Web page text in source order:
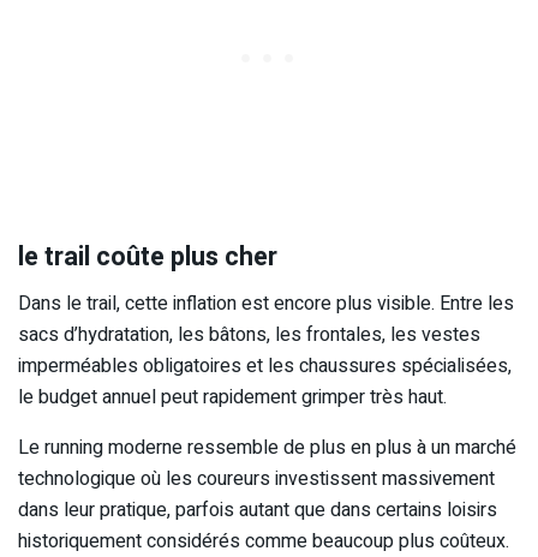
le trail coûte plus cher
Dans le trail, cette inflation est encore plus visible. Entre les
sacs d’hydratation, les bâtons, les frontales, les vestes
imperméables obligatoires et les chaussures spécialisées,
le budget annuel peut rapidement grimper très haut.
Le running moderne ressemble de plus en plus à un marché
technologique où les coureurs investissent massivement
dans leur pratique, parfois autant que dans certains loisirs
historiquement considérés comme beaucoup plus coûteux.